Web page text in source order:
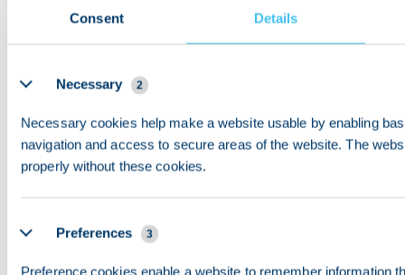
Consent Details
Necessary
2
Necessary cookies help make a website usable by enabling
navigation and access to secure areas of the website. The
properly without these cookies.
Preferences 3
Preference cookies enable a website to remember information
Ansøgningsportal: https://digital.diplo.de/Visa